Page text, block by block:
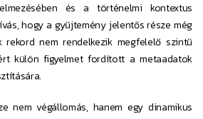
és a történelmi kontextus
hogy a gyűjtemény jelentős része még
nem rendelkezik megfelelő szintű
külön figyelmet fordított a metaadatok
nem végállomás, hanem egy dinamikus